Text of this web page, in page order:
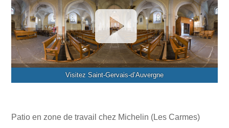
Visitez Saint-Gervais-d’Auvergne
Patio en zone de travail chez Michelin (Les Carmes)